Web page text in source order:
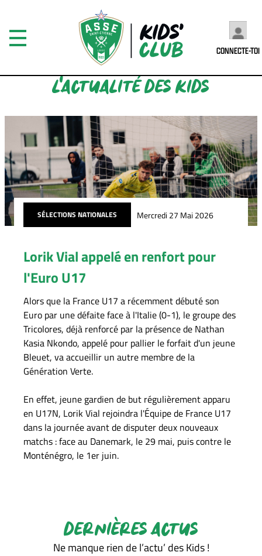
CONNECTE-TOI
L'ACTUALITÉ DES KIDS
SÉLECTIONS NATIONALES Mercredi 27 Mai 2026
Lorik Vial appelé en renfort pour
l'Euro U17
Alors que la France U17 a récemment débuté son
Euro par une défaite face à l'Italie (0-1), le groupe des
Tricolores, déjà renforcé par la présence de Nathan
Kasia Nkondo, appelé pour pallier le forfait d'un jeune
Bleuet, va accueillir un autre membre de la
Génération Verte.
En effet, jeune gardien de but régulièrement apparu
en U17N, Lorik Vial rejoindra l'Équipe de France U17
dans la journée avant de disputer deux nouveaux
matchs : face au Danemark, le 29 mai, puis contre le
Monténégro, le 1er juin.
DERNIÈRES ACTUS
Ne manque rien de l’actu’ des Kids !